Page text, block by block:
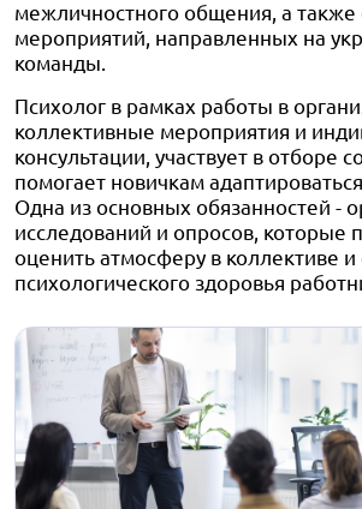
межличностного общения, а также
мероприятий, направленных на
команды.
Психолог в рамках работы в
коллективные мероприятия и
консультации, участвует в отборе
помогает новичкам
Одна из основных обязанностей -
исследований и опросов, которые
оценить атмосферу в коллективе и
психологического здоровья